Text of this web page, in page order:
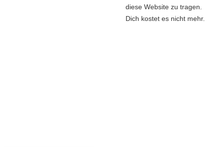
diese Website zu tragen.
Dich kostet es nicht mehr.